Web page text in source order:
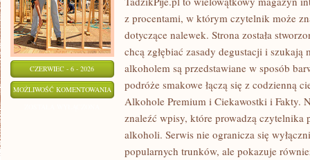
CZERWIEC - 6 - 2026
MOŻLIWOŚĆ KOMENTOWANIA KULTURA
TRADYCJE
PICIE
z procentami, w którym czytelnik może
dotyczące nalewek. Strona została
chcą zgłębiać zasady degustacji i
alkoholem są przedstawiane w sposób
podróże smakowe łączą się z codzienną
Alkohole Premium i Ciekawostki i Fakty.
znaleźć wpisy, które prowadzą czytelnika
alkoholi. Serwis nie ogranicza się
popularnych trunków, ale pokazuje